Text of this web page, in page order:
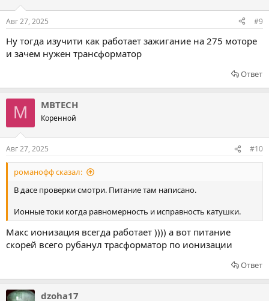
Авг 27, 2025 #9
Ну тогда изучити как работает зажигание на 275 моторе
и зачем нужен трансформатор
Ответ
M MBTECH
Коренной
Авг 27, 2025 #10
романофф сказал:
В дасе проверки смотри. Питание там написано.
Ионные токи когда равномерность и исправность катушки.
Макс ионизация всегда работает )))) а вот питание
скорей всего рубанул трасформатор по ионизации
Ответ
dzoha17